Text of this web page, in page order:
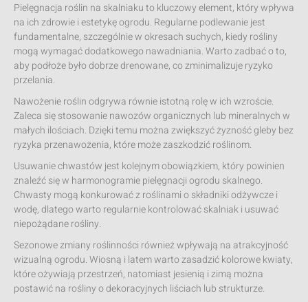
Pielęgnacja roślin na skalniaku to kluczowy element, który wpływa
na ich zdrowie i estetykę ogrodu. Regularne podlewanie jest
fundamentalne, szczególnie w okresach suchych, kiedy rośliny
mogą wymagać dodatkowego nawadniania. Warto zadbać o to,
aby podłoże było dobrze drenowane, co zminimalizuje ryzyko
przelania.
Nawożenie roślin odgrywa równie istotną rolę w ich wzroście.
Zaleca się stosowanie nawozów organicznych lub mineralnych w
małych ilościach. Dzięki temu można zwiększyć żyzność gleby bez
ryzyka przenawożenia, które może zaszkodzić roślinom.
Usuwanie chwastów jest kolejnym obowiązkiem, który powinien
znaleźć się w harmonogramie pielęgnacji ogrodu skalnego.
Chwasty mogą konkurować z roślinami o składniki odżywcze i
wodę, dlatego warto regularnie kontrolować skalniak i usuwać
niepożądane rośliny.
Sezonowe zmiany roślinności również wpływają na atrakcyjność
wizualną ogrodu. Wiosną i latem warto zasadzić kolorowe kwiaty,
które ożywiają przestrzeń, natomiast jesienią i zimą można
postawić na rośliny o dekoracyjnych liściach lub strukturze.